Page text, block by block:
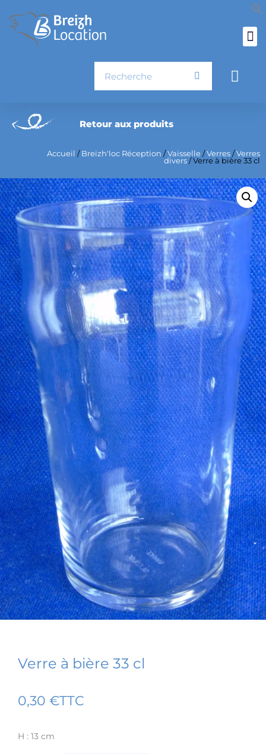
au
contenu
Retour aux produits
Accueil / Breizh'loc Réception /Vaisselle /Verres /Verres
divers / Verre à bière 33 cl
Verre à bière 33 cl
0,30 €TTC
H : 13 cm